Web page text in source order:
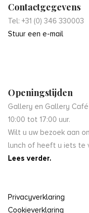
Contactgegevens
Tel: +31 (0) 346 330003
Stuur een e-mail
Openingstijden
Gallery en Gallery
10:00 tot 17:00 uur.
Wilt u uw bezoek aan
lunch of heeft u iets te
Lees verder.
Privacyverklaring
Cookieverklaring